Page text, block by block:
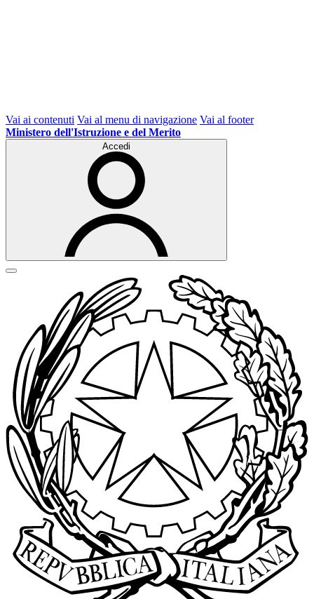
Vai ai contenuti Vai al menu di navigazione Vai al footer
Ministero dell'Istruzione e del Merito
Accedi